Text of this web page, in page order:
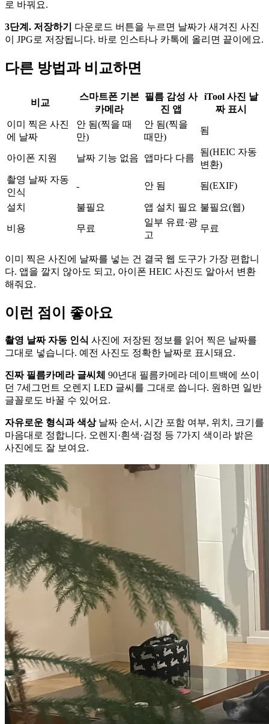
로 바꿔요.
3단계. 저장하기
다운로드 버튼을 누르면 날짜가 새겨진 사진
이 JPG로 저장됩니다. 바로 인스타나 카톡에 올리면 끝이에요.
다른 방법과 비교하면
비교
스마트폰 기본
카메라
필름 감성 사
진 앱
iTool 사진 날
짜 표시
이미 찍은 사진
에 날짜
안 됨(찍을 때
만)
안 됨(찍을
때만)
됨
아이폰 지원 날짜 기능 없음 앱마다 다름
됨(HEIC 자동
변환)
촬영 날짜 자동
인식
- 안 됨 됨(EXIF)
설치 불필요 앱 설치 필요 불필요(웹)
비용 무료
일부 유료·광
고
무료
이미 찍은 사진에 날짜를 넣는 건 결국 웹 도구가 가장 편합니
다. 앱을 깔지 않아도 되고, 아이폰 HEIC 사진도 알아서 변환
해줘요.
이런 점이 좋아요
촬영 날짜 자동 인식 사진에 저장된 정보를 읽어 찍은 날짜를
그대로 넣습니다. 예전 사진도 정확한 날짜로 표시돼요.
진짜 필름카메라 글씨체 90년대 필름카메라 데이트백에 쓰이
던 7세그먼트 오렌지 LED 글씨를 그대로 씁니다. 원하면 일반
글꼴로도 바꿀 수 있어요.
자유로운 형식과 색상날짜 순서, 시간 포함 여부, 위치, 크기를
마음대로 정합니다. 오렌지·흰색·검정 등 7가지 색이라 밝은
사진에도 잘 보여요.